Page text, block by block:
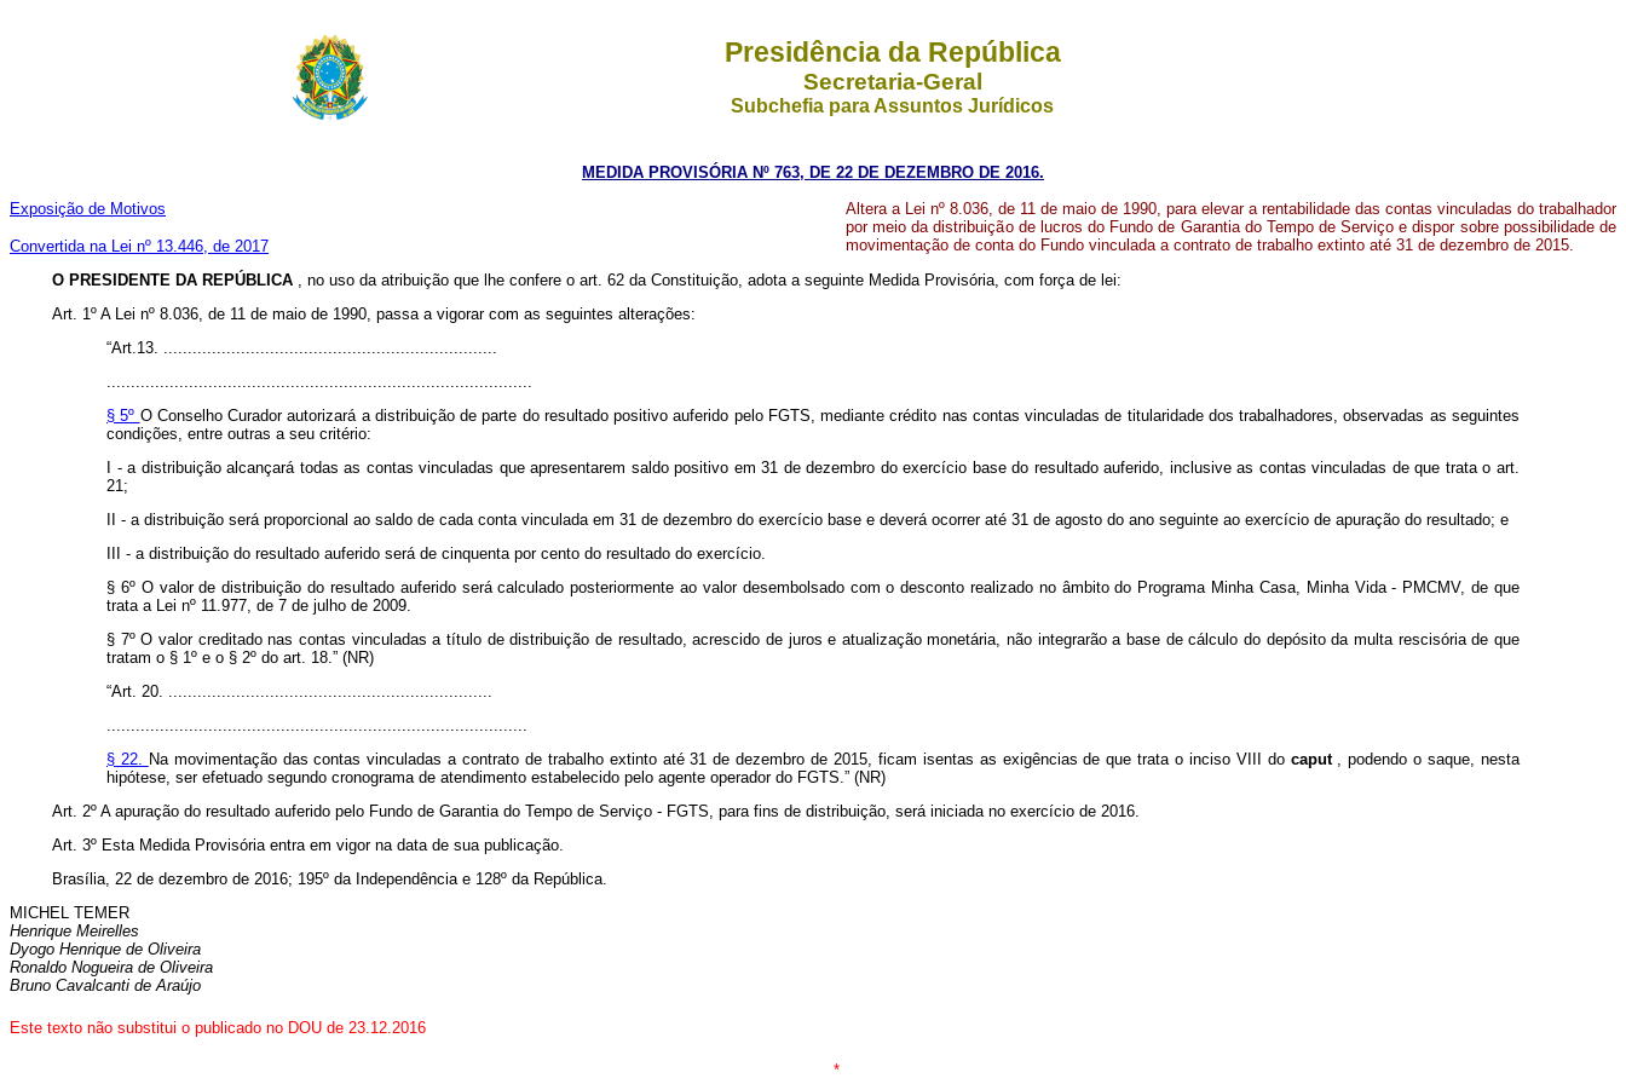
Presidência da República
Secretaria-Geral
Subchefia para Assuntos Jurídicos
MEDIDA PROVISÓRIA Nº 763, DE 22 DE DEZEMBRO DE 2016.
Exposição de Motivos
Convertida na Lei nº 13.446, de 2017
Altera a Lei nº 8.036, de 11 de maio de 1990, para elevar a rentabilidade das contas vinculadas do trabalhador
por meio da distribuição de lucros do Fundo de Garantia do Tempo de Serviço e dispor sobre possibilidade de
movimentação de conta do Fundo vinculada a contrato de trabalho extinto até 31 de dezembro de 2015.
O PRESIDENTE DA REPÚBLICA , no uso da atribuição que lhe confere o art. 62 da Constituição, adota a seguinte Medida Provisória, com força de lei:
Art. 1º A Lei nº 8.036, de 11 de maio de 1990, passa a vigorar com as seguintes alterações:
“Art.13. .....................................................................
........................................................................................
§ 5º O Conselho Curador autorizará a distribuição de parte do resultado positivo auferido pelo FGTS, mediante crédito nas contas vinculadas de titularidade dos trabalhadores, observadas as seguintes
condições, entre outras a seu critério:
I - a distribuição alcançará todas as contas vinculadas que apresentarem saldo positivo em 31 de dezembro do exercício base do resultado auferido, inclusive as contas vinculadas de que trata o art.
21;
II - a distribuição será proporcional ao saldo de cada conta vinculada em 31 de dezembro do exercício base e deverá ocorrer até 31 de agosto do ano seguinte ao exercício de apuração do resultado; e
III - a distribuição do resultado auferido será de cinquenta por cento do resultado do exercício.
§ 6º O valor de distribuição do resultado auferido será calculado posteriormente ao valor desembolsado com o desconto realizado no âmbito do Programa Minha Casa, Minha Vida - PMCMV, de que
trata a Lei nº 11.977, de 7 de julho de 2009.
§ 7º O valor creditado nas contas vinculadas a título de distribuição de resultado, acrescido de juros e atualização monetária, não integrarão a base de cálculo do depósito da multa rescisória de que
tratam o § 1º e o § 2º do art. 18.” (NR)
“Art. 20. ...................................................................
.......................................................................................
§ 22. Na movimentação das contas vinculadas a contrato de trabalho extinto até 31 de dezembro de 2015, ficam isentas as exigências de que trata o inciso VIII do caput , podendo o saque, nesta
hipótese, ser efetuado segundo cronograma de atendimento estabelecido pelo agente operador do FGTS.” (NR)
Art. 2º A apuração do resultado auferido pelo Fundo de Garantia do Tempo de Serviço - FGTS, para fins de distribuição, será iniciada no exercício de 2016.
Art. 3º Esta Medida Provisória entra em vigor na data de sua publicação.
Brasília, 22 de dezembro de 2016; 195º da Independência e 128º da República.
MICHEL TEMER
Henrique Meirelles
Dyogo Henrique de Oliveira
Ronaldo Nogueira de Oliveira
Bruno Cavalcanti de Araújo
Este texto não substitui o publicado no DOU de 23.12.2016
*